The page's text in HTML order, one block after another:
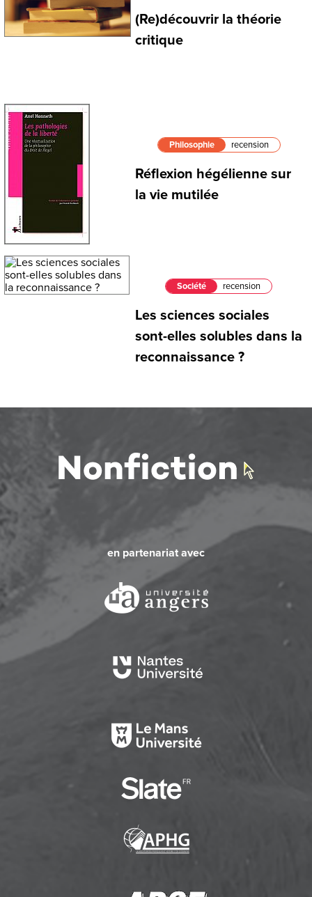
(Re)découvrir la théorie
critique
Philosophie recension
Réflexion hégélienne sur
la vie mutilée
Société recension
Les sciences sociales
sont-elles solubles dans la
reconnaissance ?
en partenariat avec